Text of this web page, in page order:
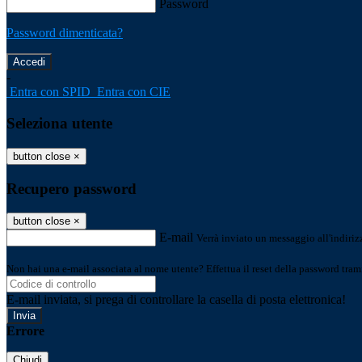
Password
Password dimenticata?
-
Entra con SPID Entra con CIE
Seleziona utente
button close ×
Recupero password
button close ×
E-mail Verrà inviato un messaggio
Non hai una e-mail associata al nome utente? Effettua il reset della password
E-mail inviata, si prega di controllare la casella di posta elettronica!
Errore